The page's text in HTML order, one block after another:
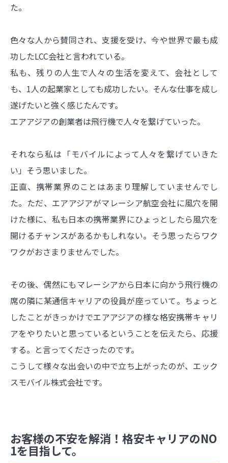
た。
色々な人から賛同され、支援を受け、今や世界で最も成
功したLCC会社と言われている。
私も、残りの人生で人々の生活を変えて、会社として
も、1人の起業家としても成功したい。そんな仕事を成し
遂げたいと強く感じたんです。
エアアジアの創業者は飛行機で人々を繋げていった。
それなら私は「モバイルによって人々を繋げていきた
い」そう思いました。
正直、携帯業界のことはあまり理解していませんでし
た。ただ、エアアジアがマレーシア航空会社に風穴を開
けた様に、私も日本の携帯業界にひょっとしたら風穴を
開けるチャンスがあるかもしれない。そう思ったらワク
ワクがおさまりませんでした。
その後、偶然にもマレーシアから日本に向かう飛行機の
席の隣に某通信キャリアの役員が座っていて。ちょっと
したことがきっかけでエアアジアの様な格安携帯キャリ
アをやりたいと思っているということを伝えたら、応援
する。と言ってくださったのです。
こうして様々な出会いの中で立ち上がったのが、エック
スモバイル株式会社です。
お客様の不安を解消！格安キャリアのNO
1を目指して。